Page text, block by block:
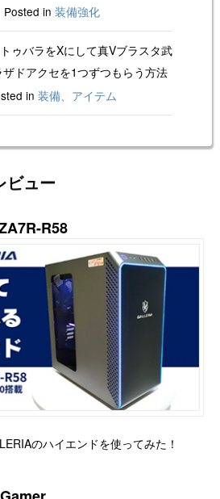
Posted in 装備強化
トゥバラをXにして真Vブラスタ武
ドアクセを1つずつもらう方法
in 装備、アイテム
ビュー
R58
のハイエンドを使ってみた！